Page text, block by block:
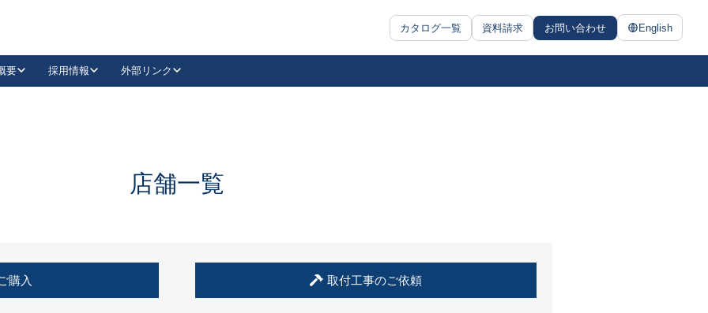
カタログ一覧 資料請求 お問い合わせ English
抗ウイルス・抗菌製品
要 採用情報 外部リンク
LinkedIn
住宅使用部材標準化推進協議会
店舗一覧
購入 取付工事のご依頼